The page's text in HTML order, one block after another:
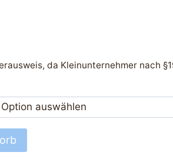
da Kleinunternehmer nach